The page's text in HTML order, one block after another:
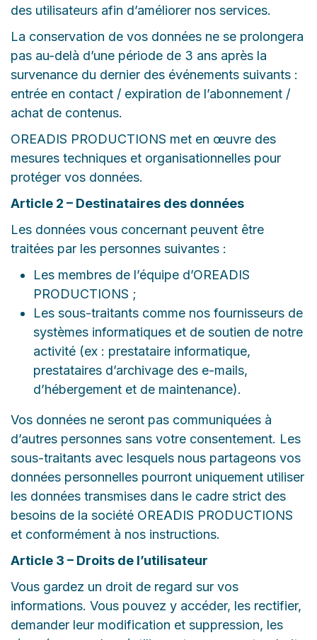
des utilisateurs afin d’améliorer nos services.
La conservation de vos données ne se prolongera
pas au-delà d’une période de 3 ans après la
survenance du dernier des événements suivants :
entrée en contact / expiration de l’abonnement /
achat de contenus.
OREADIS PRODUCTIONS met en œuvre des
mesures techniques et organisationnelles pour
protéger vos données.
Article 2 – Destinataires des données
Les données vous concernant peuvent être
traitées par les personnes suivantes :
Les membres de l’équipe d’OREADIS
PRODUCTIONS ;
Les sous-traitants comme nos fournisseurs de
systèmes informatiques et de soutien de notre
activité (ex : prestataire informatique,
prestataires d’archivage des e-mails,
d’hébergement et de maintenance).
Vos données ne seront pas communiquées à
d’autres personnes sans votre consentement. Les
sous-traitants avec lesquels nous partageons vos
données personnelles pourront uniquement utiliser
les données transmises dans le cadre strict des
besoins de la société OREADIS PRODUCTIONS
et conformément à nos instructions.
Article 3 – Droits de l’utilisateur
Vous gardez un droit de regard sur vos
informations. Vous pouvez y accéder, les rectifier,
demander leur modification et suppression, les